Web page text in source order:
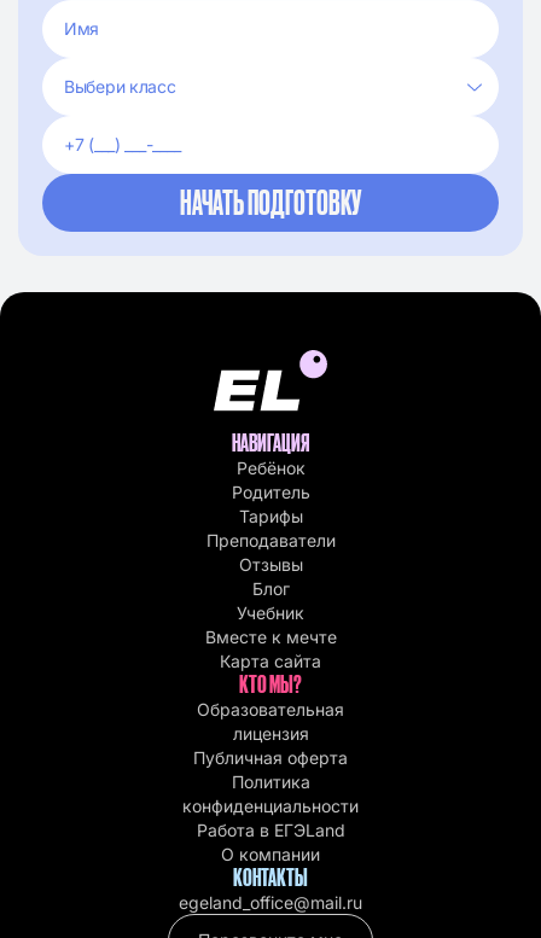
НАВИГАЦИЯ
Ребёнок
Родитель
Тарифы
Преподаватели
Отзывы
Блог
Учебник
Вместе к мечте
Карта сайта
КТО МЫ?
Образовательная
лицензия
Публичная оферта
Политика
конфиденциальности
Работа в EГЭLand
О компании
КОНТАКТЫ
egeland_office@mail.ru